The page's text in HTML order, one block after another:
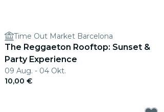
Time Out Market Barcelona
The Reggaeton Rooftop: Sunset &
Party Experience
09 Aug. - 04 Okt.
10,00 €